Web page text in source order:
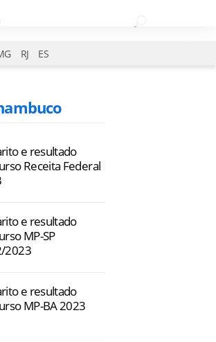
RJ ES
e resultado
Receita Federal
e resultado
MP-SP
2023
e resultado
MP-BA 2023